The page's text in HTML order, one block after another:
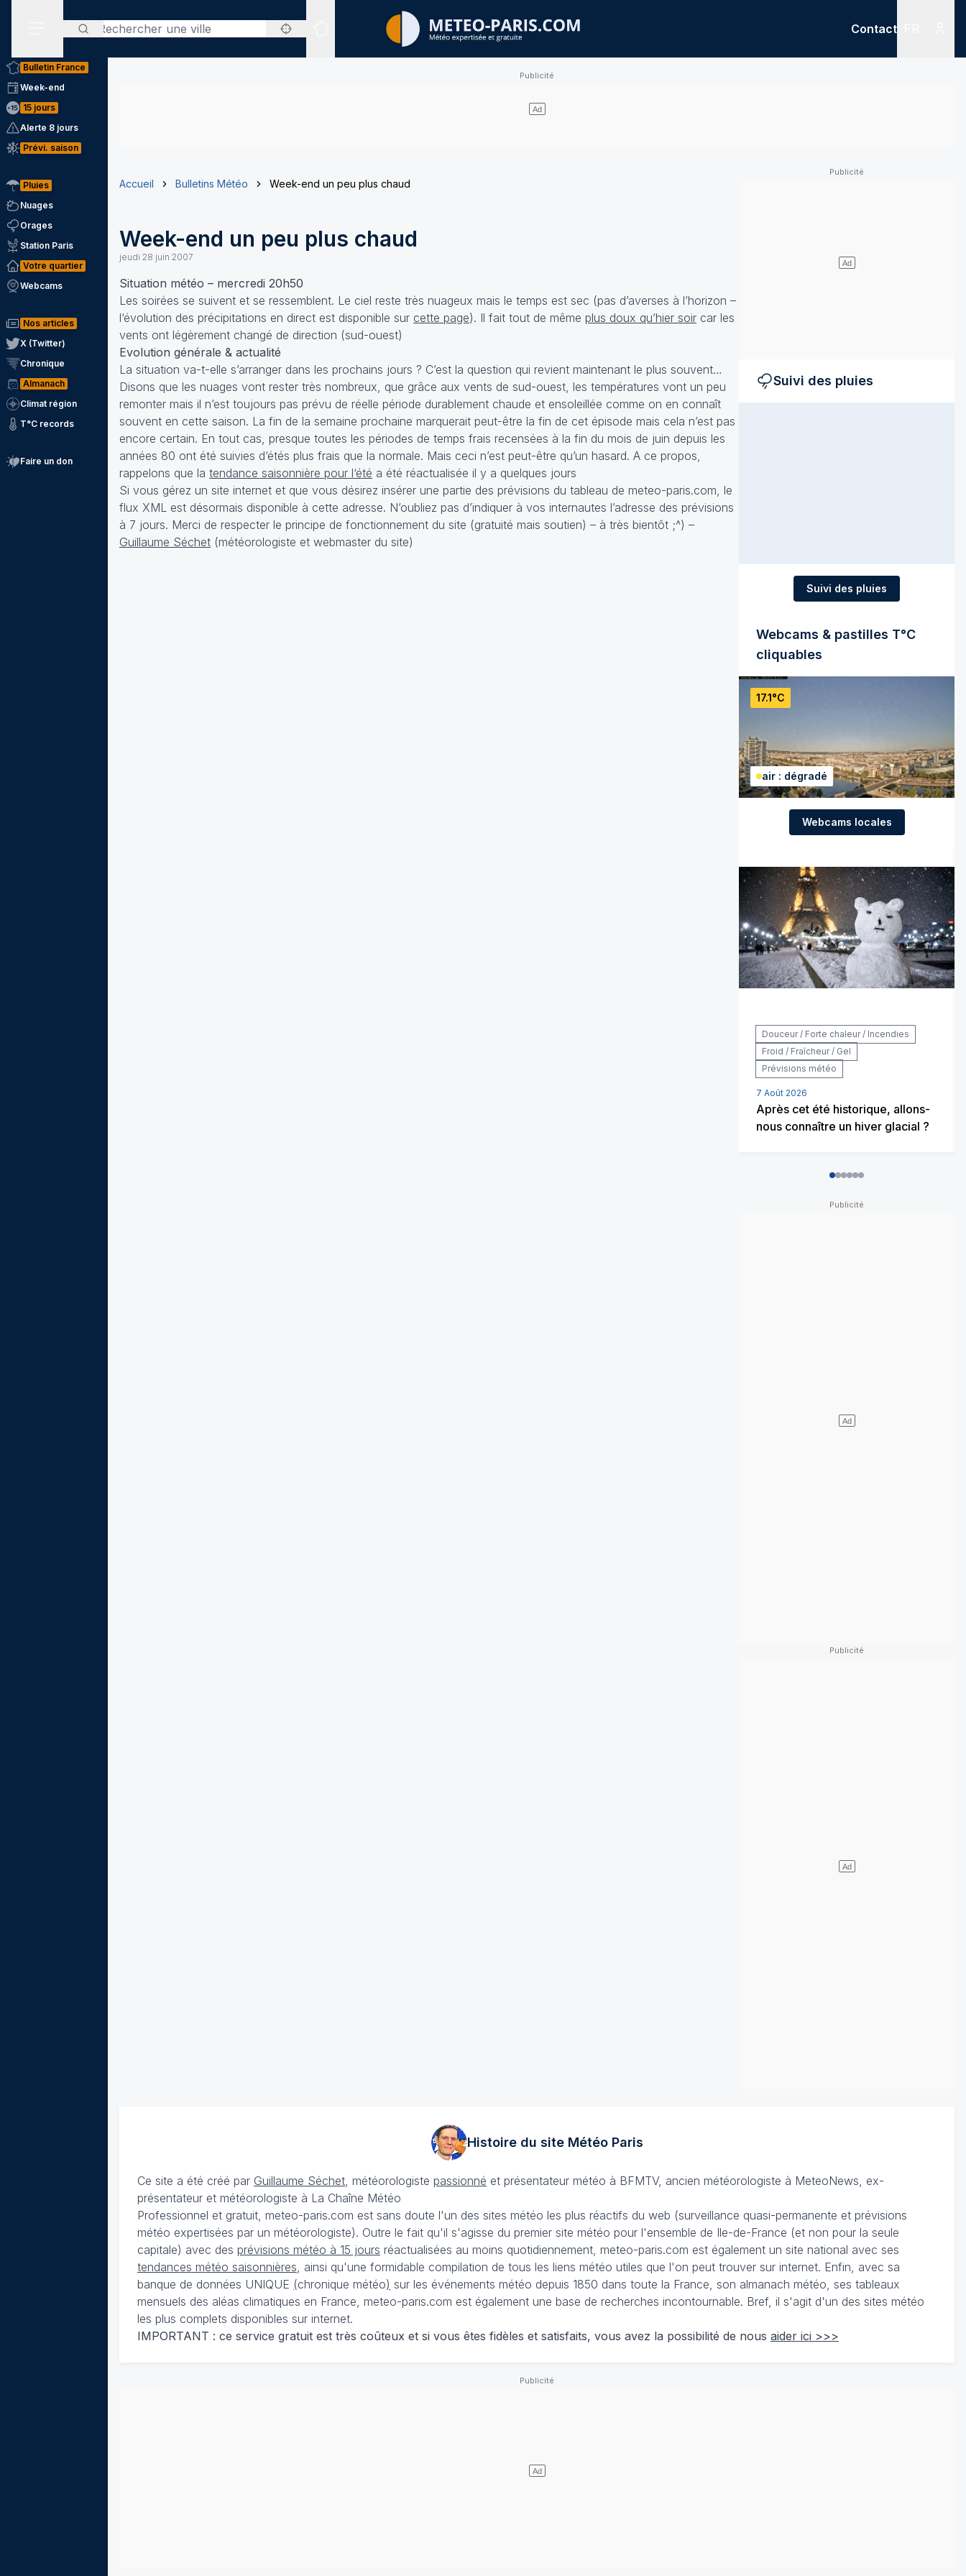
Rechercher
Sites expertisés
Contact
Bulletin France
Week-end
15 jours
Alerte 8 jours
Prévi. saison
Pluies
Nuages
Orages
Station Paris
Votre quartier
Webcams
Nos articles
X (Twitter)
Chronique
Almanach
Climat région
T°C records
Faire un don
Accueil Bulletins Météo Week-end un peu plus chaud
Week-end un peu plus chaud
jeudi 28 juin 2007
Situation météo – mercredi 20h50
Les soirées se suivent et se ressemblent. Le ciel reste très nuageux mais le temps est sec (pas d’averses à l’horizon –
l‘évolution des précipitations en direct est disponible sur cette page). Il fait tout de même plus doux qu’hier soir car les
vents ont légèrement changé de direction (sud-ouest)
Evolution générale & actualité
La situation va-t-elle s’arranger dans les prochains jours ? C’est la question qui revient maintenant le plus souvent…
Disons que les nuages vont rester très nombreux, que grâce aux vents de sud-ouest, les températures vont un peu
remonter mais il n’est toujours pas prévu de réelle période durablement chaude et ensoleillée comme on en connaît
souvent en cette saison. La fin de la semaine prochaine marquerait peut-être la fin de cet épisode mais cela n’est pas
encore certain. En tout cas, presque toutes les périodes de temps frais recensées à la fin du mois de juin depuis les
années 80 ont été suivies d‘étés plus frais que la normale. Mais ceci n’est peut-être qu’un hasard. A ce propos,
rappelons que la tendance saisonnière pour l‘été a été réactualisée il y a quelques jours
Si vous gérez un site internet et que vous désirez insérer une partie des prévisions du tableau de meteo-paris.com, le
flux XML est désormais disponible à cette adresse. N’oubliez pas d’indiquer à vos internautes l’adresse des prévisions
à 7 jours. Merci de respecter le principe de fonctionnement du site (gratuité mais soutien) – à très bientôt ;^) –
Guillaume Séchet (météorologiste et webmaster du site)
Suivi des pluies
Suivi des pluies
Webcams & pastilles T°C
cliquables
17.1°C
air : dégradé
Webcams locales
Douceur / Forte chaleur / Incendies
Froid / Fraîcheur / Gel
Prévisions météo
7 Août 2026
Après cet été historique, allons-
nous connaître un hiver glacial ?
012345
Histoire du site MétéoParis
Ce site a été créé par Guillaume Séchet , météorologiste passionné et présentateur météo à BFMTV, ancien météorologiste à MeteoNews, ex-
présentateur et météorologiste à La Chaîne Météo
Professionnel et gratuit, meteo-paris.com est sans doute l'un des sites météo les plus réactifs du web (surveillance quasi-permanente et prévisions
météo expertisées par un météorologiste). Outre le fait qu'il s'agisse du premier site météo pour l'ensemble de Ile-de-France (et non pour la seule
capitale) avec des prévisions météo à 15 jours réactualisées au moins quotidiennement, meteo-paris.com est également un site national avec ses
tendances météo saisonnières , ainsi qu'une formidable compilation de tous les liens météo utiles que l'on peut trouver sur internet. Enfin, avec sa
banque de données UNIQUE (chronique météo) sur les événements météo depuis 1850 dans toute la France, son almanach météo, ses tableaux
mensuels des aléas climatiques en France, meteo-paris.com est également une base de recherches incontournable. Bref, il s'agit d'un des sites météo
les plus complets disponibles sur internet.
IMPORTANT : ce service gratuit est très coûteux et si vous êtes fidèles et satisfaits, vous avez la possibilité de nous aider ici >>>